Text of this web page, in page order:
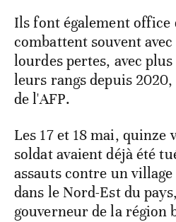
Ils font également office
combattent souvent
lourdes pertes, avec
leurs rangs depuis
de l'AFP.
Les 17 et 18 mai, quinze
soldat avaient déjà été
assauts contre un
dans le Nord-Est du
gouverneur de la région